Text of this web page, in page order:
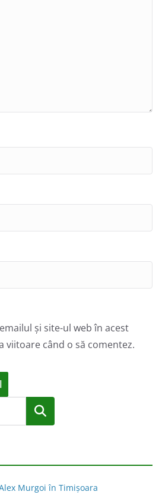
și site-ul web în acest
viitoare când o să comentez.
Caută
Murgoi în Timișoara